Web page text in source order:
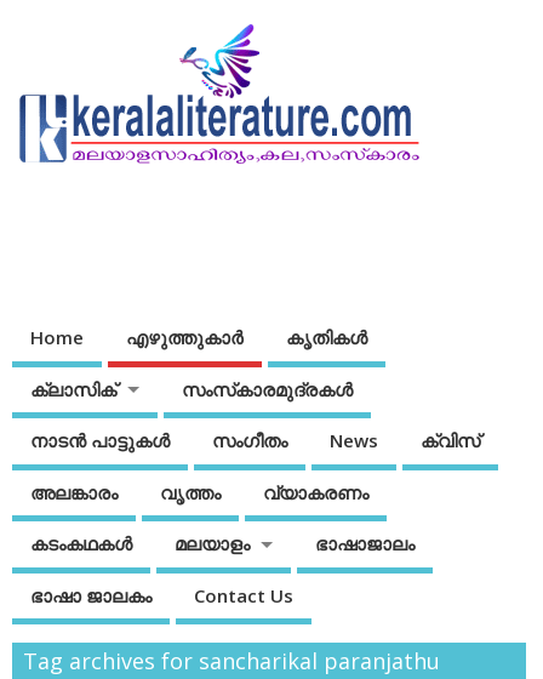
Home എഴുത്തുകാര്‍ കൃതികൾ
ക്ലാസിക് സംസ്‌കാരമുദ്രകള്‍
നാടന്‍ പാട്ടുകള്‍ സംഗീതം News ക്വിസ്
അലങ്കാരം വൃത്തം വ്യാകരണം
കടംകഥകള്‍ മലയാളം ഭാഷാജാലം
ഭാഷാ ജാലകം Contact Us
Tag archives for sancharikal paranjathu